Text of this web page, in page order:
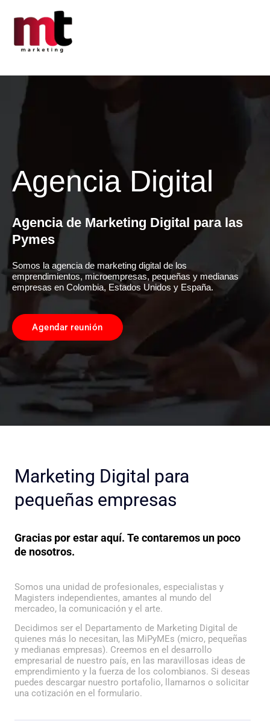
Agencia Digital
Agencia de Marketing Digital para las
Pymes
Somos la agencia de marketing digital de los
emprendimientos, microempresas, pequeñas y medianas
empresas en Colombia, Estados Unidos y España.
Agendar reunión
Marketing Digital para
pequeñas empresas
Gracias por estar aquí. Te contaremos un poco
de nosotros.
Somos una unidad de profesionales, especialistas y
Magisters independientes, amantes al mundo del
mercadeo, la comunicación y el arte.
Decidimos ser el Departamento de Marketing Digital de
quienes más lo necesitan, las MiPyMEs (micro, pequeñas
y medianas empresas). Creemos en el desarrollo
empresarial de nuestro país, en las maravillosas ideas de
emprendimiento y la fuerza de los colombianos. Si deseas
puedes descargar nuestro portafolio, llamarnos o solicitar
una cotización en el formulario.